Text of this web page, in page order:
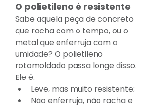
O polietileno é resistente
Sabe aquela peça de concreto
que racha com o tempo, ou o
metal que enferruja com a
umidade? O polietileno
rotomoldado passa longe disso.
Ele é:
Leve, mas muito resistente;
Não enferruja, não racha e